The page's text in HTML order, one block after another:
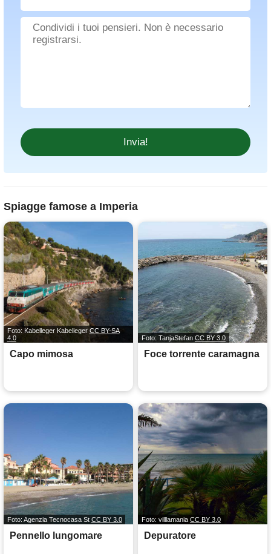
Spiagge famose a Imperia
Foto: Kabelleger Kabelleger CC BY-SA
4.0
Capo mimosa
Foto: TanjaStefan CC BY 3.0
Foce torrente caramagna
Foto: Agenzia Tecnocasa St CC BY 3.0
Pennello lungomare
Foto: villlamania CC BY 3.0
Depuratore